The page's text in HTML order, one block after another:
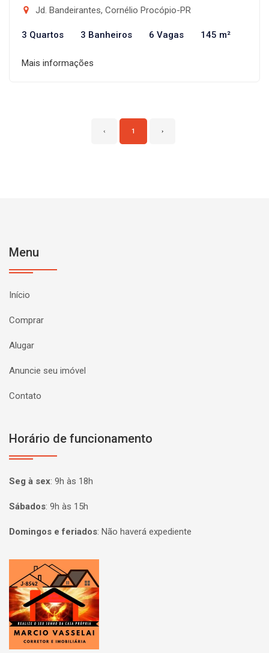
Jd. Bandeirantes, Cornélio Procópio-PR
3 Quartos 3 Banheiros 6 Vagas 145 m²
Mais informações
‹ 1 ›
Menu
Início
Comprar
Alugar
Anuncie seu imóvel
Contato
Horário de funcionamento
Seg à sex: 9h às 18h
Sábados: 9h às 15h
Domingos e feriados: Não haverá expediente
Página inicial